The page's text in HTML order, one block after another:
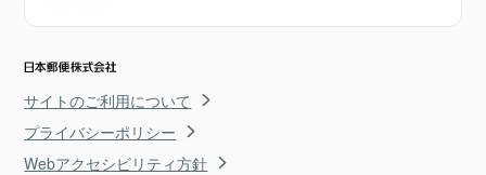
サイトのご利用について
プライバシーポリシー
Webアクセシビリティ方針